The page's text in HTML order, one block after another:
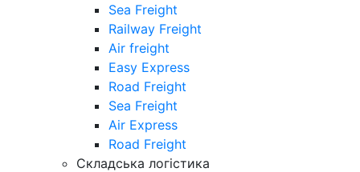
Sea Freight
Railway Freight
Air freight
Easy Express
Road Freight
Sea Freight
Air Express
Road Freight
Складська логістика